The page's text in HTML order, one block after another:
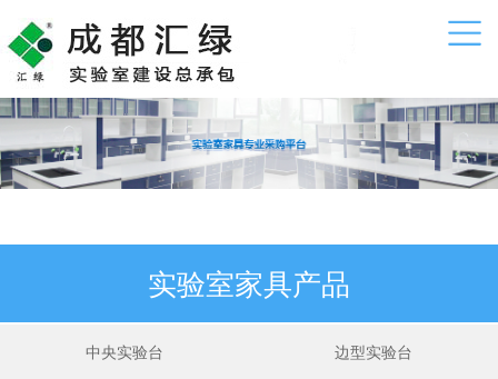
实验室家具产品
中央实验台 边型实验台